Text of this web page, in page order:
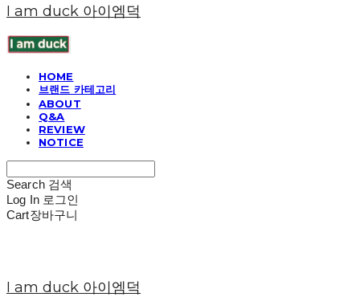
I am duck 아이엠덕
HOME
브랜드 카테고리
ABOUT
Q&A
REVIEW
NOTICE
Search 검색
Log In 로그인
Cart장바구니
I am duck 아이엠덕